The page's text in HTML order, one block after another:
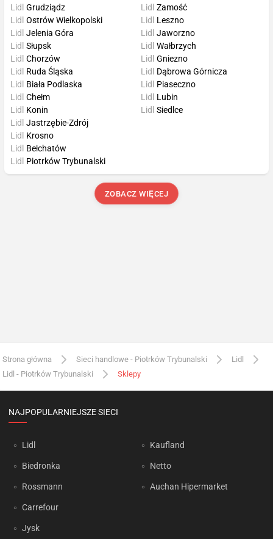
Lidl Grudziądz
Lidl Zamość
Lidl Ostrów Wielkopolski
Lidl Jelenia Góra
Lidl Słupsk
Lidl Chorzów
Lidl Leszno
Lidl Jaworzno
Lidl Wałbrzych
Lidl Gniezno
Lidl Ruda Śląska
Lidl Biała Podlaska
Lidl Chełm
Lidl Konin
Lidl Dąbrowa Górnicza
Lidl Piaseczno
Lidl Lubin
Lidl Siedlce
Lidl Jastrzębie-Zdrój
Lidl Krosno
Lidl Bełchatów
Lidl Piotrków Trybunalski
ZOBACZ WIĘCEJ
Strona główna Sieci handlowe - Piotrków Trybunalski
Lidl
Lidl - Piotrków Trybunalski
Sklepy
NAJPOPULARNIEJSZE SIECI
Lidl
Biedronka
Rossmann
Carrefour
Jysk
Kaufland
Netto
Auchan Hipermarket